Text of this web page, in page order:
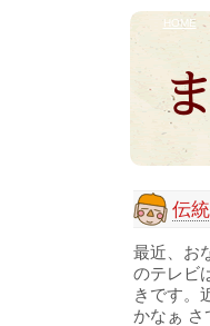
HOME
伝
最近、お
のテレビ
きです。
かなぁ